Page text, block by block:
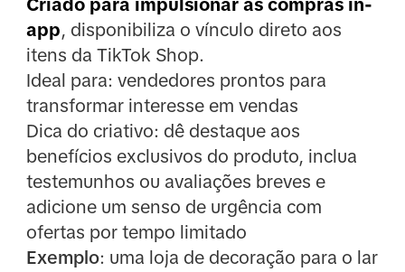
Criado para impulsionar as compras in-
app, disponibiliza o vínculo direto aos
itens da TikTok Shop.
Ideal para: vendedores prontos para
transformar interesse em vendas
Dica do criativo: dê destaque aos
benefícios exclusivos do produto, inclua
testemunhos ou avaliações breves e
adicione um senso de urgência com
ofertas por tempo limitado
Exemplo: uma loja de decoração para o lar